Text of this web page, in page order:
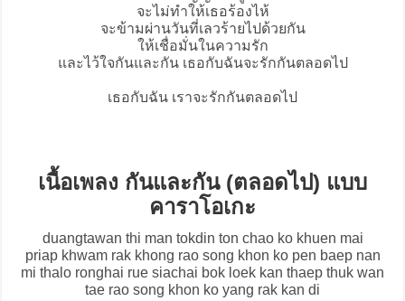
จะไม่ทำให้เธอร้องไห้
จะข้ามผ่านวันที่เลวร้ายไปด้วยกัน
ให้เชื่อมั่นในความรัก
และไว้ใจกันและกัน เธอกับฉันจะรักกันตลอดไป
เธอกับฉัน เราจะรักกันตลอดไป
เนื้อเพลง กันและกัน (ตลอดไป) แบบ
คาราโอเกะ
duangtawan thi man tokdin ton chao ko khuen mai
priap khwam rak khong rao song khon ko pen baep nan
mi thalo ronghai rue siachai bok loek kan thaep thuk wan
tae rao song khon ko yang rak kan di